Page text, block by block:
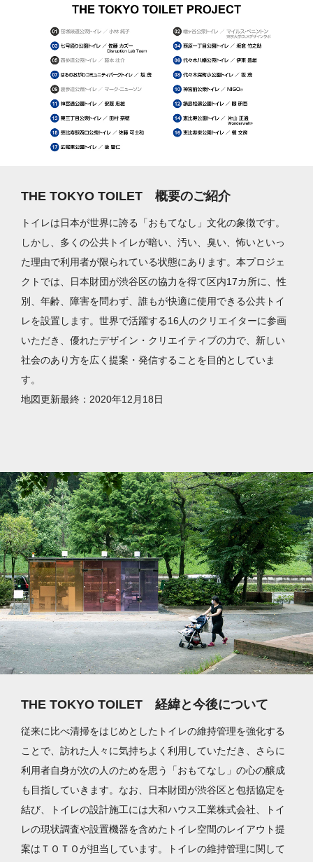
THE TOKYO TOILET 概要のご紹介
トイレは日本が世界に誇る「おもてなし」文化の象徴です。
しかし、多くの公共トイレが暗い、汚い、臭い、怖いといっ
た理由で利用者が限られている状態にあります。本プロジェ
クトでは、日本財団が渋谷区の協力を得て区内17カ所に、性
別、年齢、障害を問わず、誰もが快適に使用できる公共トイ
レを設置します。世界で活躍する16人のクリエイターに参画
いただき、優れたデザイン・クリエイティブの力で、新しい
社会のあり方を広く提案・発信することを目的としていま
す。
地図更新最終：2020年12月18日
THE TOKYO TOILET 経緯と今後について
従来に比べ清掃をはじめとしたトイレの維持管理を強化する
ことで、訪れた人々に気持ちよく利用していただき、さらに
利用者自身が次の人のためを思う「おもてなし」の心の醸成
も目指していきます。なお、日本財団が渋谷区と包括協定を
結び、トイレの設計施工には大和ハウス工業株式会社、トイ
レの現状調査や設置機器を含めたトイレ空間のレイアウト提
案はＴＯＴＯが担当しています。トイレの維持管理に関して